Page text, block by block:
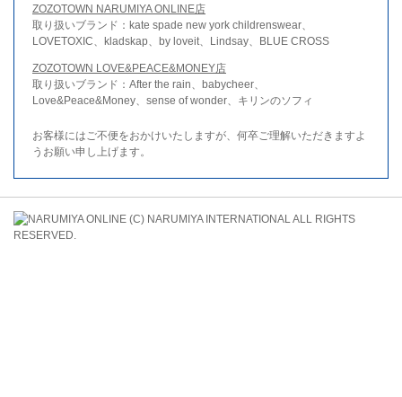
ZOZOTOWN NARUMIYA ONLINE店
取り扱いブランド：kate spade new york childrenswear、
LOVETOXIC、kladskap、by loveit、Lindsay、BLUE CROSS
ZOZOTOWN LOVE&PEACE&MONEY店
取り扱いブランド：After the rain、babycheer、
Love&Peace&Money、sense of wonder、キリンのソフィ
お客様にはご不便をおかけいたしますが、何卒ご理解いただきますよ
うお願い申し上げます。